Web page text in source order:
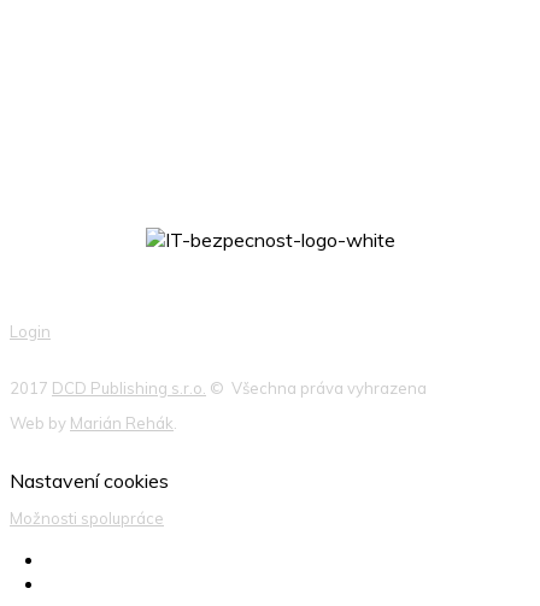
Login
2017 DCD Publishing s.r.o. © Všechna práva vyhrazena
Web by Marián Rehák
Nastavení cookies
Možnosti spolupráce